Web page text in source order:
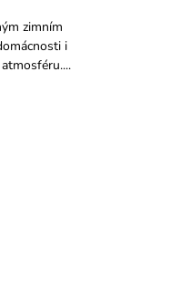
zimním
i